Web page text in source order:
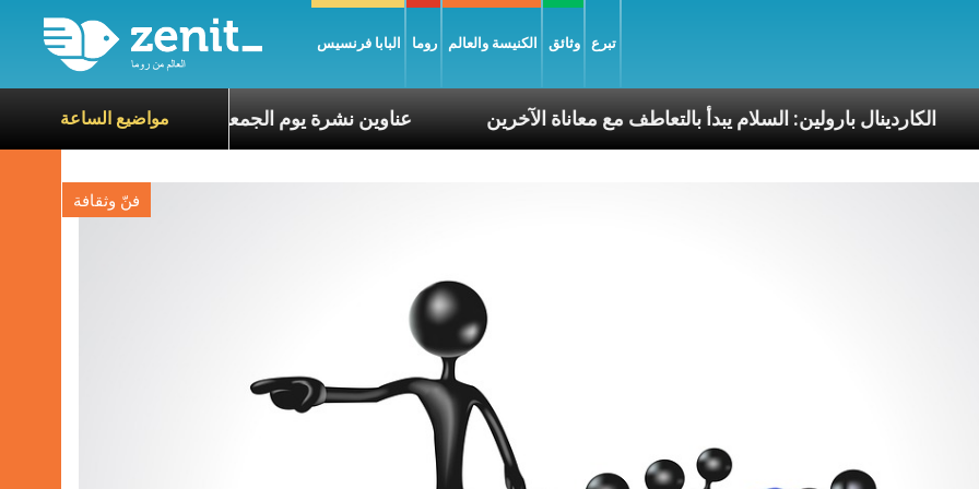
البابا فرنسيس روما الكنيسة والعالم وثائق تبرع
مواضيع الساعةعناوين نشرة يوم الجمعة 7 آب 2026: السلام يُبنى بصبر يومًا بعد يوم الكاردينال بارولين: السلام يبدأ بالتعاطف مع معاناة الآخرين
فنّ وثقافة